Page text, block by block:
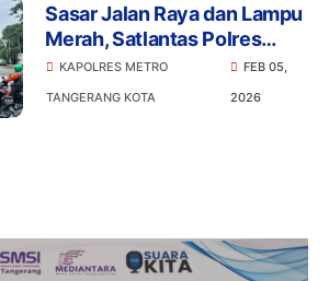
Sasar Jalan Raya dan Lampu
Merah, Satlantas Polres
Metro Tangerang Kota
Gencarkan Edukasi
KAPOLRES METRO
TANGERANG KOTA
FEB 05,
2026